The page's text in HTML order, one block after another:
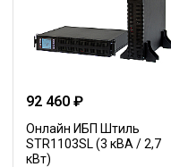
92 460 ₽
Онлайн ИБП Штиль
STR1103SL (3 кВА / 2,7
кВт)